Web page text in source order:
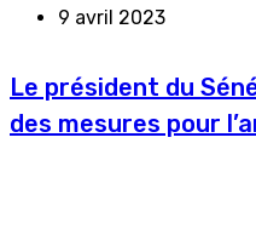
9 avril 2023
Le président du
des mesures pour